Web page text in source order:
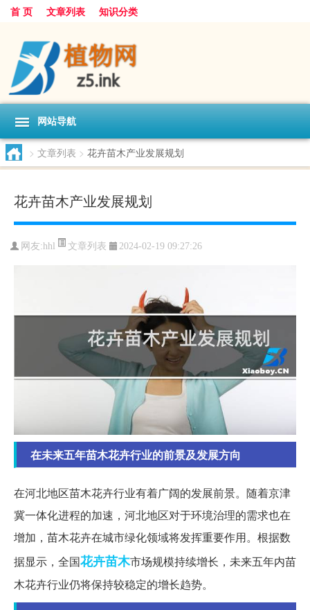
首 页 文章列表 知识分类
网站导航
> 文章列表 > 花卉苗木产业发展规划
花卉苗木产业发展规划
网友:hhl 文章列表 2024-02-19 09:27:26
在未来五年苗木花卉行业的前景及发展方向
在河北地区苗木花卉行业有着广阔的发展前景。随着京津
冀一体化进程的加速，河北地区对于环境治理的需求也在
增加，苗木花卉在城市绿化领域将发挥重要作用。根据数
据显示，全国花卉苗木市场规模持续增长，未来五年内苗
木花卉行业仍将保持较稳定的增长趋势。